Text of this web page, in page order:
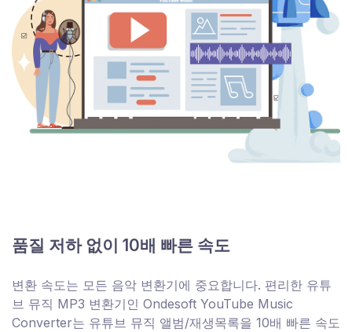
품질 저하 없이 10배 빠른 속도
변환 속도는 모든 음악 변환기에 중요합니다. 편리한 유튜
브 뮤직 MP3 변환기인 Ondesoft YouTube Music
Converter는 유튜브 뮤직 앨범/재생목록을 10배 빠른 속도